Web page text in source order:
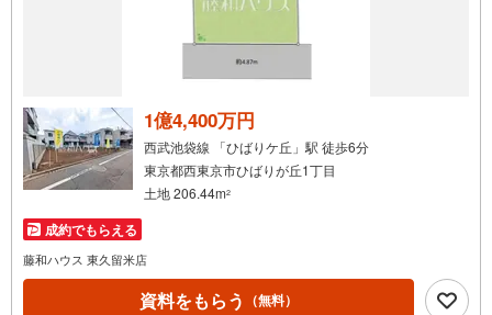
1億4,400万円
西武池袋線 「ひばりケ丘」駅 徒歩6分
東京都西東京市ひばりが丘1丁目
土地 206.44m2
成約でもらえる
藤和ハウス 東久留米店
資料をもらう （無料）